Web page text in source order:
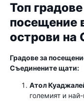
Топ
посещение
острови
Градове за
Съединените щати:
Атол
големият и